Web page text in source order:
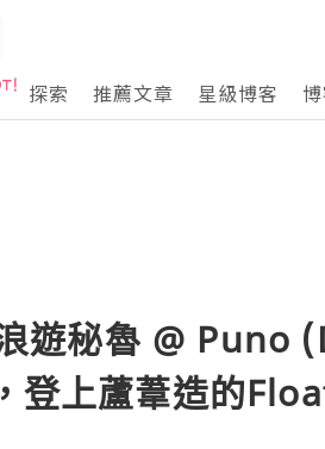
探索
推薦文章 星級博客
遊秘魯 @ Puno
上蘆葦造的